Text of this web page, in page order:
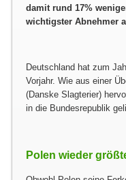
damit rund 17%
wichtigster Abnehmer
Deutschland hat zum
Vorjahr. Wie aus einer
(Danske Slagterier)
in die Bundesrepublik
Polen wieder